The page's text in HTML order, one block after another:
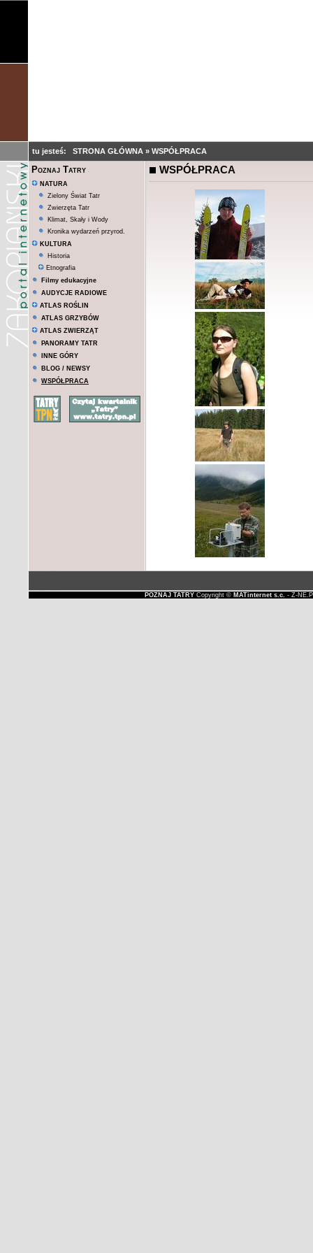
tu jesteś: STRONA GŁÓWNA » WSPÓŁPRACA
Poznaj Tatry
NATURA
Zielony Świat Tatr
Zwierzęta Tatr
Klimat, Skały i Wody
Kronika wydarzeń przyrod.
KULTURA
Historia
Etnografia
Filmy edukacyjne
AUDYCJE RADIOWE
ATLAS ROŚLIN
ATLAS GRZYBÓW
ATLAS ZWIERZĄT
PANORAMY TATR
INNE GÓRY
BLOG / NEWSY
WSPÓŁPRACA
WSPÓŁPRACA
POZNAJ TATRYCopyright © MATinternet s.c. - Z-